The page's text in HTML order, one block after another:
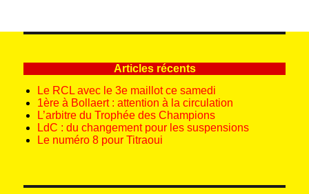
Articles récents
Le RCL avec le 3e maillot ce samedi
1ère à Bollaert : attention à la circulation
L’arbitre du Trophée des Champions
LdC : du changement pour les suspensions
Le numéro 8 pour Titraoui